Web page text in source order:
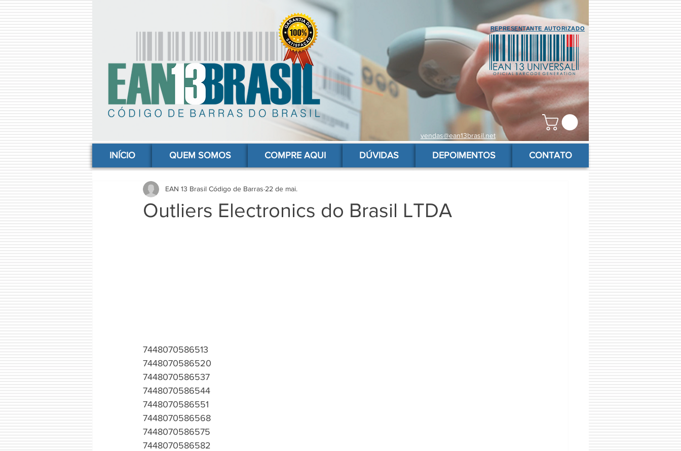
vendas@ean13brasil.net
REPRESENTANTE AUTORIZADO
comprar codigo de barras, comprar código de barras, adquirir código de barras, código de barras online, código de barras para produtos, gs1, código brasileiro, ean 13 universal, código de barras barato
INÍCIO QUEM SOMOS COMPRE AQUI DÚVIDAS DEPOIMENTOS CONTATO
Outliers Electronics do Brasil LTDA
EAN 13 Brasil Código de Barras 22 de mai.
7448070586513
7448070586520
7448070586537
7448070586544
7448070586551
7448070586568
7448070586575
7448070586582